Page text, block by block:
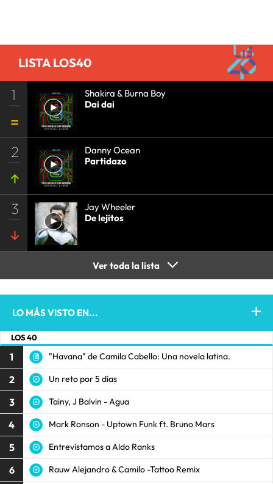
LISTA LOS40
1
Shakira & Burna Boy
Dai dai
2
Danny Ocean
Partidazo
3
Jay Wheeler
De lejitos
Ver toda la lista
LO MÁS VISTO EN...
LOS 40
1 "Havana" de Camila Cabello: Una novela latina.
2 Un reto por 5 días
3 Tainy, J Balvin - Agua
4 Mark Ronson - Uptown Funk ft. Bruno Mars
5 Entrevistamos a Aldo Ranks
6 Rauw Alejandro & Camilo -Tattoo Remix